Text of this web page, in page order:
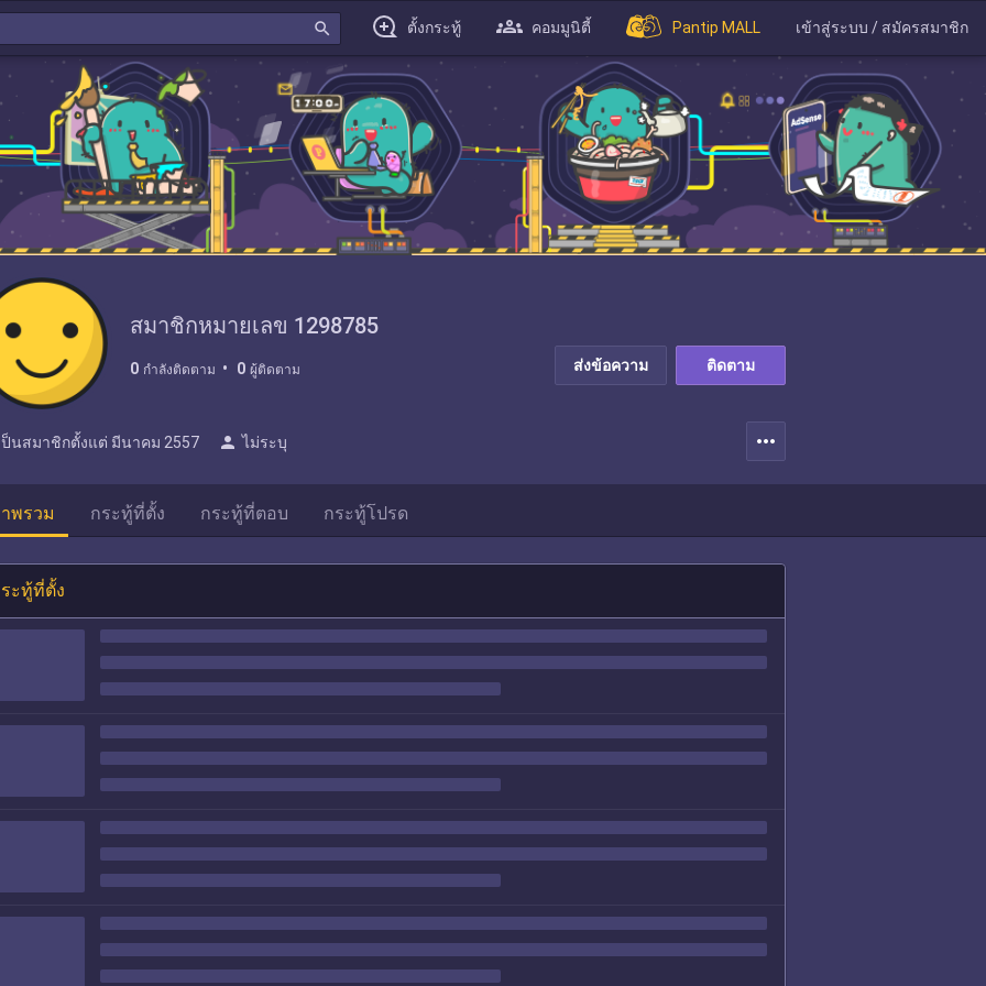
search ตั้งกระทู้ คอมมูนิตี้ Pantip MALL เข้าสู่ระบบ / สมัครสมาชิก
สมาชิกหมายเลข 1298785
0 กำลังติดตาม 0 ผู้ติดตาม ส่งข้อความ ติดตาม
ป็นสมาชิกตั้งแต่ มีนาคม 2557 person ไม่ระบุ more_horiz
พรวม กระทู้ที่ตั้ง กระทู้ที่ตอบ กระทู้โปรด
ะทู้ที่ตั้ง